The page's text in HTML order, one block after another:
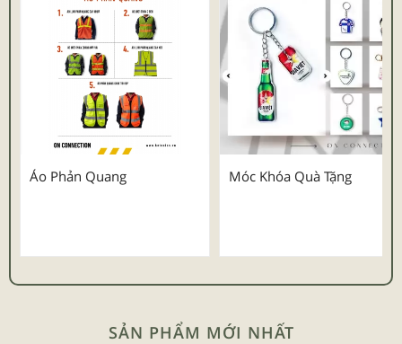
Áo Phản Quang Móc Khóa Quà Tặng
SẢN PHẨM MỚI NHẤT